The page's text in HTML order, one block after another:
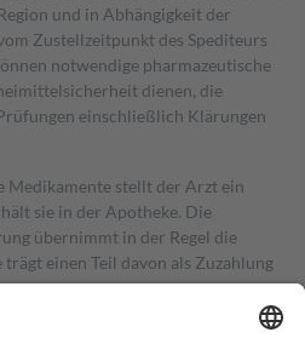
und in Abhängigkeit der
Zustellzeitpunkt des Spediteurs
notwendige pharmazeutische
dienen, die
einschließlich Klärungen
Medikamente stellt der Arzt ein
sie in der Apotheke. Die
übernimmt in der Regel die
einen Teil davon als Zuzahlung
Zuzahlungen in Höhe von zehn